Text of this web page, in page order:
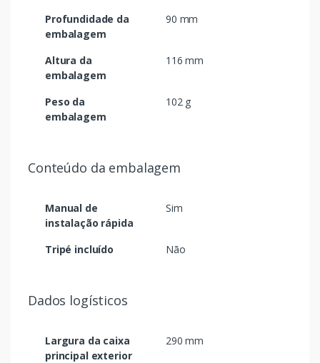
Profundidade da
embalagem
90 mm
Altura da
embalagem
116 mm
Peso da
embalagem
102 g
Conteúdo da embalagem
Manual de
instalação rápida
Sim
Tripé incluído Não
Dados logísticos
Largura da caixa
principal exterior
290 mm